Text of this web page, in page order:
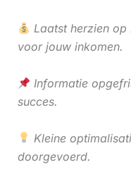
Laatst herzien op
voor jouw inkomen.
Informatie
succes.
Kleine
doorgevoerd.